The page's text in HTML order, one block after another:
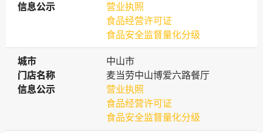
信息公示
信息公示
营业执照
食品经营许可证
食品安全监督量化分级
城市
城市
中山市
门店名称
门店名称
麦当劳中山博爱六路餐厅
信息公示
信息公示
营业执照
食品经营许可证
食品安全监督量化分级